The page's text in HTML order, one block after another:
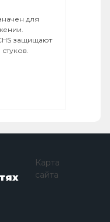
для
защищают
Карта
сайта